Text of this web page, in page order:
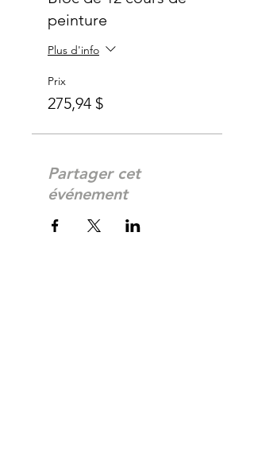
peinture
Plus d'info
Prix
275,94 $
Partager cet
événement